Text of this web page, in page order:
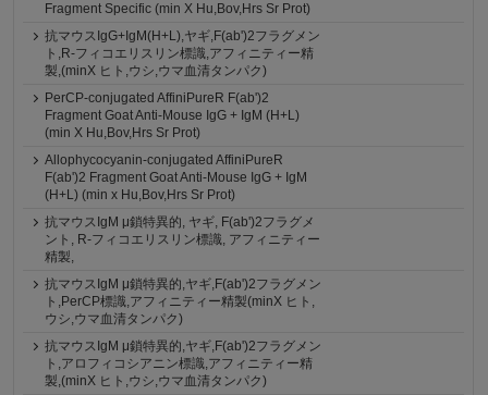
Fragment Specific (min X Hu,Bov,Hrs Sr Prot)
抗マウスIgG+IgM(H+L),ヤギ,F(ab')2フラグメン
ト,R-フィコエリスリン標識,アフィニティー精
製,(minX ヒト,ウシ,ウマ血清タンパク)
PerCP-conjugated AffiniPureR F(ab')2
Fragment Goat Anti-Mouse IgG + IgM (H+L)
(min X Hu,Bov,Hrs Sr Prot)
Allophycocyanin-conjugated AffiniPureR
F(ab')2 Fragment Goat Anti-Mouse IgG + IgM
(H+L) (min x Hu,Bov,Hrs Sr Prot)
抗マウスIgM μ鎖特異的, ヤギ, F(ab')2フラグメ
ント, R-フィコエリスリン標識, アフィニティー
精製,
抗マウスIgM μ鎖特異的,ヤギ,F(ab')2フラグメン
ト,PerCP標識,アフィニティー精製(minX ヒト,
ウシ,ウマ血清タンパク)
抗マウスIgM μ鎖特異的,ヤギ,F(ab')2フラグメン
ト,アロフィコシアニン標識,アフィニティー精
製,(minX ヒト,ウシ,ウマ血清タンパク)